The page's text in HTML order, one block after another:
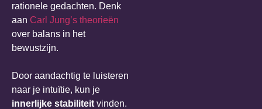
rationele gedachten. Denk
aan Carl Jung’s theorieën
over balans in het
bewustzijn.
Door aandachtig te luisteren
naar je intuïtie, kun je
innerlijke stabiliteit vinden.